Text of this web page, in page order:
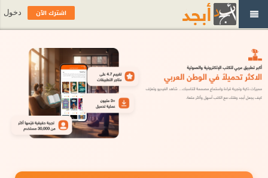
اشترك الآن دخول